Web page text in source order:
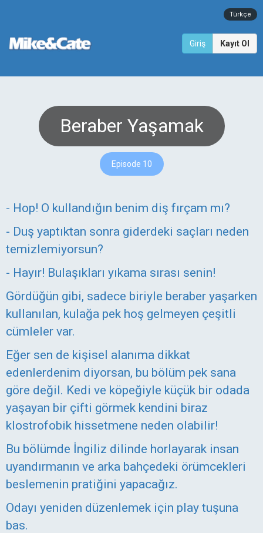
Türkçe
Giriş Kayıt Ol
Beraber Yaşamak
Episode 10
- Hop! O kullandığın benim diş fırçam mı?
- Duş yaptıktan sonra giderdeki saçları neden
temizlemiyorsun?
- Hayır! Bulaşıkları yıkama sırası senin!
Gördüğün gibi, sadece biriyle beraber yaşarken
kullanılan, kulağa pek hoş gelmeyen çeşitli
cümleler var.
Eğer sen de kişisel alanıma dikkat
edenlerdenim diyorsan, bu bölüm pek sana
göre değil. Kedi ve köpeğiyle küçük bir odada
yaşayan bir çifti görmek kendini biraz
klostrofobik hissetmene neden olabilir!
Bu bölümde İngiliz dilinde horlayarak insan
uyandırmanın ve arka bahçedeki örümcekleri
beslemenin pratiğini yapacağız.
Odayı yeniden düzenlemek için play tuşuna
bas.